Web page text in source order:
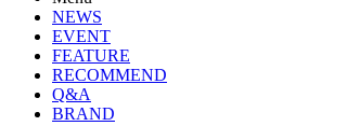
NEWS
EVENT
FEATURE
RECOMMEND
Q&A
BRAND